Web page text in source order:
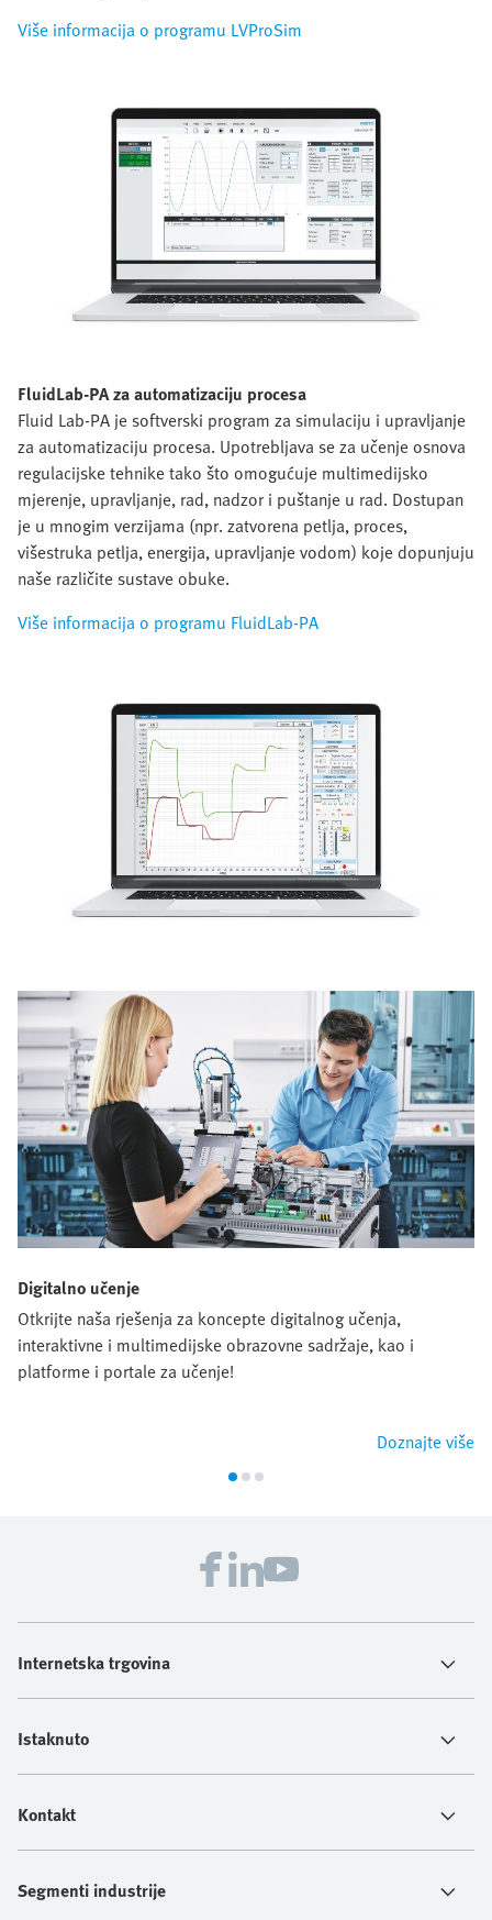
Više informacija o programu LVProSim
FluidLab-PA za automatizaciju procesa
Fluid Lab-PA je softverski program za simulaciju i upravljanje
za automatizaciju procesa. Upotrebljava se za učenje osnova
regulacijske tehnike tako što omogućuje multimedijsko
mjerenje, upravljanje, rad, nadzor i puštanje u rad. Dostupan
je u mnogim verzijama (npr. zatvorena petlja, proces,
višestruka petlja, energija, upravljanje vodom) koje dopunjuju
naše različite sustave obuke.
Više informacija o programu FluidLab-PA
Digitalno učenje
Otkrijte naša rješenja za koncepte digitalnog učenja,
interaktivne i multimedijske obrazovne sadržaje, kao i
platforme i portale za učenje!
Doznajte više
Internetska trgovina
Istaknuto
Kontakt
Segmenti industrije